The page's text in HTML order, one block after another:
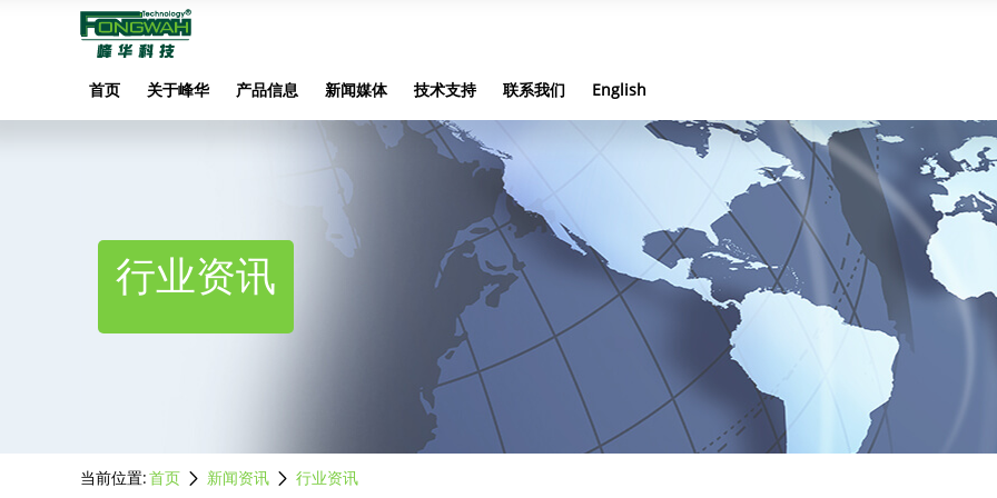
首页 关于峰华 产品信息 新闻媒体 技术支持 联系我们 English
行业资讯
当前位置:首页 新闻资讯 行业资讯